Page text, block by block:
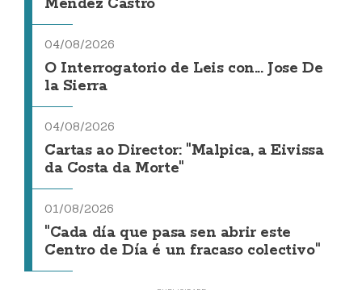
Méndez Castro
04/08/2026
O Interrogatorio de Leis con... Jose De
la Sierra
04/08/2026
Cartas ao Director: "Malpica, a Eivissa
da Costa da Morte"
01/08/2026
"Cada día que pasa sen abrir este
Centro de Día é un fracaso colectivo"